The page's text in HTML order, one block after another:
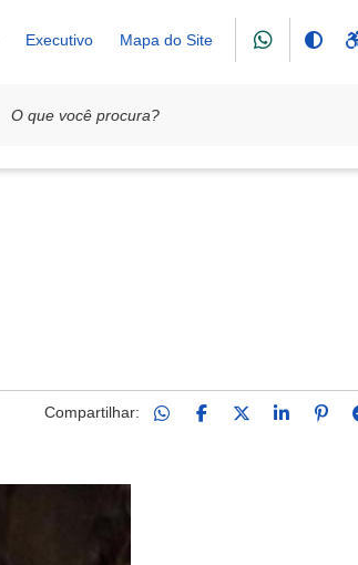
Executivo Mapa do Site
Compartilhar: